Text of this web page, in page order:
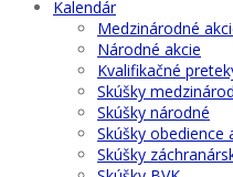
Kalendár
Medzinárodné
Národné akcie
Kvalifikačné
Skúšky
Skúšky národné
Skúšky obedience
Skúšky